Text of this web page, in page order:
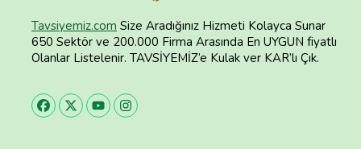
Tavsiyemiz.com Size Aradığınız Hizmeti Kolayca Sunar
650 Sektör ve 200.000 Firma Arasında En UYGUN fiyatlı
Olanlar Listelenir. TAVSİYEMİZ’e Kulak ver KAR’lı Çık.